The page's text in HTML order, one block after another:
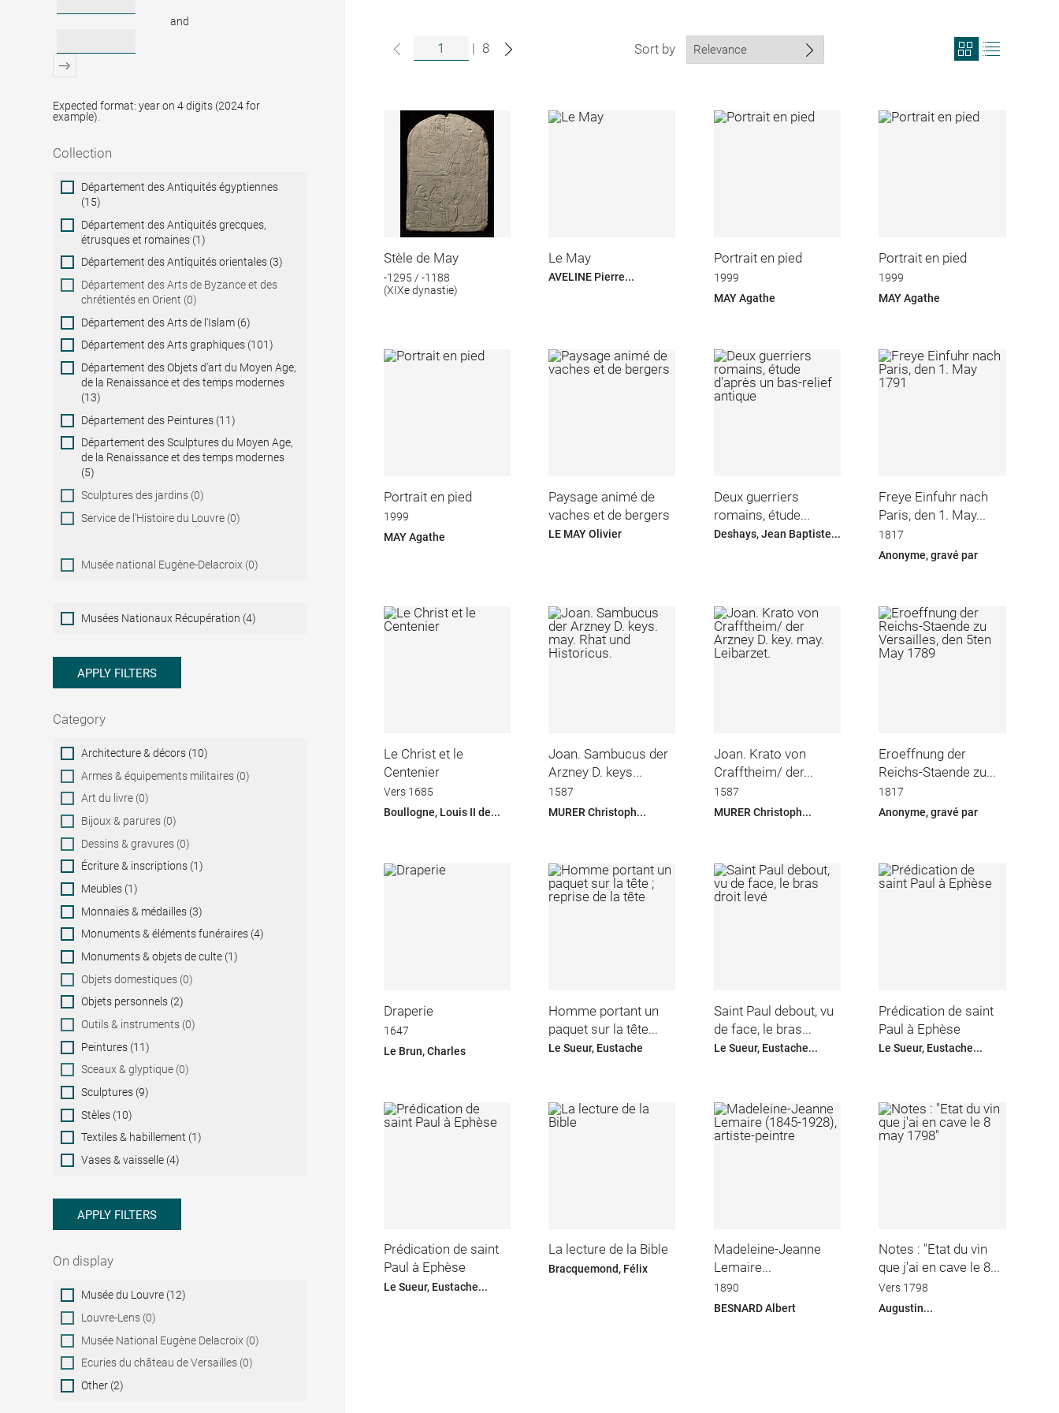
and
Expected format: year on 4 digits (2024 for
example).
Collection
Collection
Département des Antiquités égyptiennes
(15)
Département des Antiquités grecques,
étrusques et romaines (1)
Département des Antiquités orientales (3)
Département des Arts de Byzance et des
chrétientés en Orient (0)
Département des Arts de l'Islam (6)
Département des Arts graphiques (101)
Département des Objets d'art du Moyen Age,
de la Renaissance et des temps modernes
(13)
Département des Peintures (11)
Département des Sculptures du Moyen Age,
de la Renaissance et des temps modernes
(5)
Sculptures des jardins (0)
Service de l'Histoire du Louvre (0)
Musée national Eugène-Delacroix (0)
Musées
Nationaux
Musées Nationaux Récupération (4)
APPLY FILTERS
Category
Category
Architecture & décors (10)
Armes & équipements militaires (0)
Art du livre (0)
Bijoux & parures (0)
Dessins & gravures (0)
Écriture & inscriptions (1)
Meubles (1)
Monnaies & médailles (3)
Monuments & éléments funéraires (4)
Monuments & objets de culte (1)
Objets domestiques (0)
Objets personnels (2)
Outils & instruments (0)
Peintures (11)
Sceaux & glyptique (0)
Sculptures (9)
Stèles (10)
Textiles & habillement (1)
Vases & vaisselle (4)
APPLY FILTERS
On display
On
display
Musée du Louvre (12)
Louvre-Lens (0)
Musée National Eugène Delacroix (0)
Ecuries du château de Versailles (0)
Other (2)
| 8 Sort by
View
search
format
Stèle de May
-1295 / -1188
(XIXe dynastie)
Le May
AVELINE Pierre...
Portrait en pied
1999
MAY Agathe
Portrait en pied
1999
MAY Agathe
Portrait en pied
1999
MAY Agathe
Paysage animé de
vaches et de bergers
LE MAY Olivier
Deux guerriers
romains, étude...
Deshays, Jean Baptiste...
Freye Einfuhr nach
Paris, den 1. May...
1817
Anonyme, gravé par
Le Christ et le
Centenier
Vers 1685
Boullogne, Louis II de...
Joan. Sambucus der
Arzney D. keys...
1587
MURER Christoph...
Joan. Krato von
Crafftheim/ der...
1587
MURER Christoph...
Eroeffnung der
Reichs-Staende zu...
1817
Anonyme, gravé par
Draperie
1647
Le Brun, Charles
Homme portant un
paquet sur la tête...
Le Sueur, Eustache
Saint Paul debout, vu
de face, le bras...
Le Sueur, Eustache...
Prédication de saint
Paul à Ephèse
Le Sueur, Eustache...
Prédication de saint
Paul à Ephèse
Le Sueur, Eustache...
La lecture de la Bible
Bracquemond, Félix
Madeleine-Jeanne
Lemaire...
1890
BESNARD Albert
Notes : "Etat du vin
que j'ai en cave le 8...
Vers 1798
Augustin...